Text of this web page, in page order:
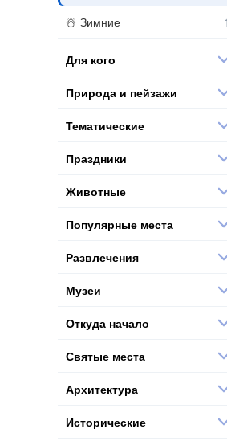
Зимние
Для кого
Природа и пейзажи
Тематические
Праздники
Животные
Популярные места
Развлечения
Музеи
Откуда начало
Святые места
Архитектура
Исторические